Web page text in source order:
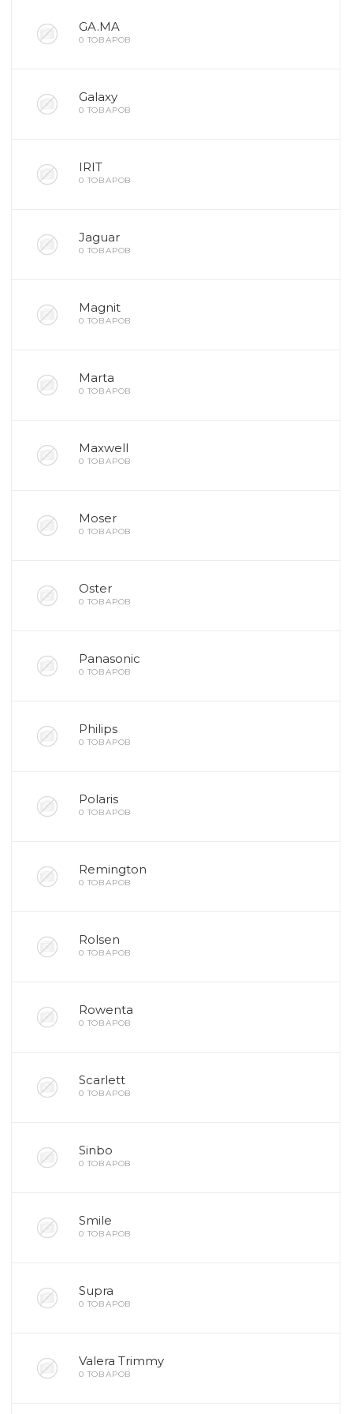
МФУ,
GA.MA
0 ТОВАРОВ
Galaxy
0 ТОВАРОВ
IRIT
0 ТОВАРОВ
Jaguar
0 ТОВАРОВ
Magnit
0 ТОВАРОВ
Marta
0 ТОВАРОВ
Maxwell
0 ТОВАРОВ
Moser
0 ТОВАРОВ
Oster
0 ТОВАРОВ
Panasonic
0 ТОВАРОВ
Philips
0 ТОВАРОВ
Polaris
0 ТОВАРОВ
Remington
0 ТОВАРОВ
Rolsen
0 ТОВАРОВ
Rowenta
0 ТОВАРОВ
Scarlett
0 ТОВАРОВ
Sinbo
0 ТОВАРОВ
Smile
0 ТОВАРОВ
Supra
0 ТОВАРОВ
Valera Trimmy
0 ТОВАРОВ